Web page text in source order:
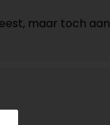
maar toch